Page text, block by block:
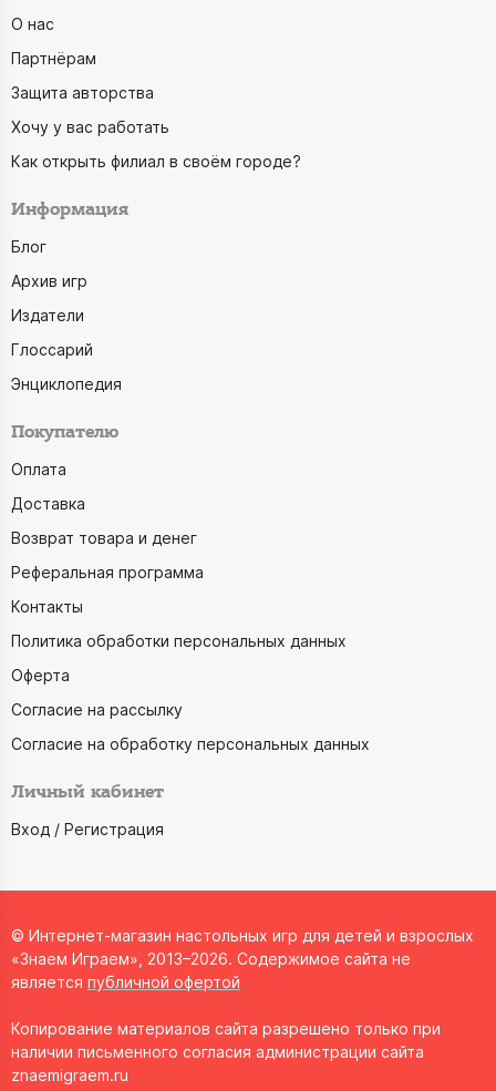
О нас
Партнёрам
Защита авторства
Хочу у вас работать
Как открыть филиал в своём городе?
Информация
Блог
Архив игр
Издатели
Глоссарий
Энциклопедия
Покупателю
Оплата
Доставка
Возврат товара и денег
Реферальная программа
Контакты
Политика обработки персональных данных
Оферта
Согласие на рассылку
Согласие на обработку персональных данных
Личный кабинет
Вход / Регистрация
© Интернет-магазин настольных игр для детей и взрослых
«Знаем Играем», 2013–2026. Содержимое сайта не
является публичной офертой
Копирование материалов сайта разрешено только при
наличии письменного согласия администрации сайта
znaemigraem.ru